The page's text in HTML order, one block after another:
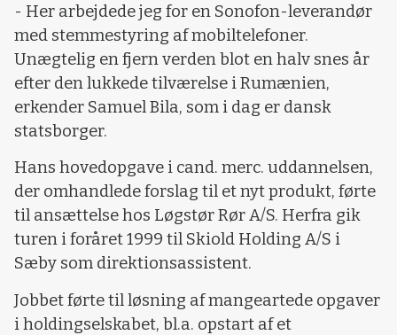
- Her arbejdede jeg for en Sonofon-leverandør
med stemmestyring af mobiltelefoner.
Unægtelig en fjern verden blot en halv snes år
efter den lukkede tilværelse i Rumænien,
erkender Samuel Bila, som i dag er dansk
statsborger.
Hans hovedopgave i cand. merc. uddannelsen,
der omhandlede forslag til et nyt produkt, førte
til ansættelse hos Løgstør Rør A/S. Herfra gik
turen i foråret 1999 til Skiold Holding A/S i
Sæby som direktionsassistent.
Jobbet førte til løsning af mangeartede opgaver
i holdingselskabet, bl.a. opstart af et